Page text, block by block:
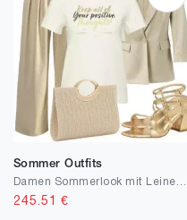
Sommer Outfits
245.51 €